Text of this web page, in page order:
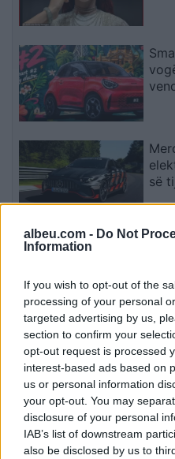
albeu.com - Do Not
Information
If you wish to opt-out of the
processing of your personal
targeted advertising by us,
section to confirm your
opt-out request is processed
interest-based ads based on
us or personal information
your opt-out. You may
disclosure of your personal
IAB’s list of downstream
also be disclosed by us to
së
në